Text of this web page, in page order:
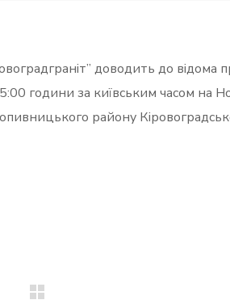
доводить до відома
години за київським часом на
району